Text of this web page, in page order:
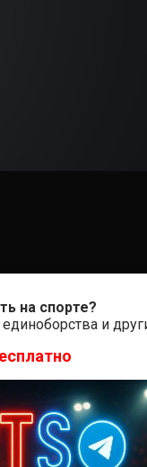
и мира
на спорте?
и